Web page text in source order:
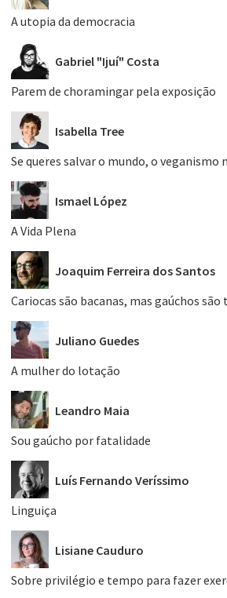
A utopia da democracia
Gabriel "Ijuí" Costa
Parem de choramingar pela exposição
Isabella Tree
Se queres salvar o mundo, o veganismo
Ismael López
A Vida Plena
Joaquim Ferreira dos Santos
Cariocas são bacanas, mas gaúchos
Juliano Guedes
A mulher do lotação
Leandro Maia
Sou gaúcho por fatalidade
Luís Fernando Veríssimo
Linguiça
Lisiane Cauduro
Sobre privilégio e tempo para fazer